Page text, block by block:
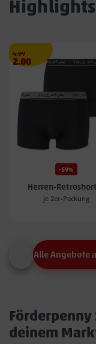
Highlights
Streichpreis
4.99€
Angebotspreis
2.00
2.00
-59%
Herren-
je 2er-Packung
Alle Angebote
deinem